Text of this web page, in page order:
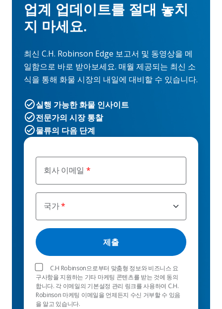
회사 이메일
국가
C.H Robinson으로부터 맞춤형 정보와 비즈니스 요
구사항을 지원하는 기타 마케팅 콘텐츠를 받는 것에 동의
합니다. 각 이메일의 기본설정 관리 링크를 사용하여 C.H.
Robinson 마케팅 이메일을 언제든지 수신 거부할 수 있음
을 알고 있습니다.
업계 업데이트를 절대 놓치
지 마세요.
최신 C.H. Robinson Edge 보고서 및 동영상을 메
일함으로 바로 받아보세요. 매월 제공되는 최신 소
식을 통해 화물 시장의 내일에 대비할 수 있습니다.
실행 가능한 화물 인사이트
전문가의 시장 통찰
물류의 다음 단계